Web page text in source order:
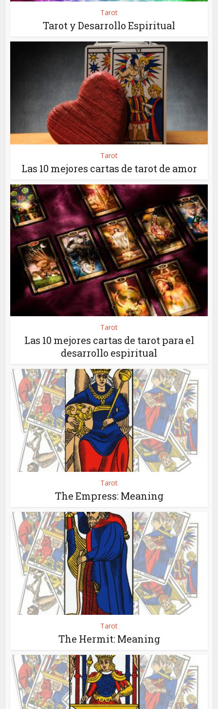
Tarot
Tarot y Desarrollo Espiritual
Tarot
Las 10 mejores cartas de tarot de amor
Tarot
Las 10 mejores cartas de tarot para el
desarrollo espiritual
Tarot
The Empress: Meaning
Tarot
The Hermit: Meaning